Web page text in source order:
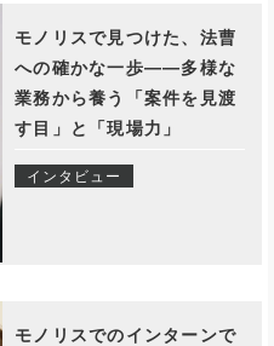
モノリスで見つけた、法曹
への確かな一歩——多様な
業務から養う「案件を見渡
す目」と「現場力」
インタビュー
モノリスでのインターンで